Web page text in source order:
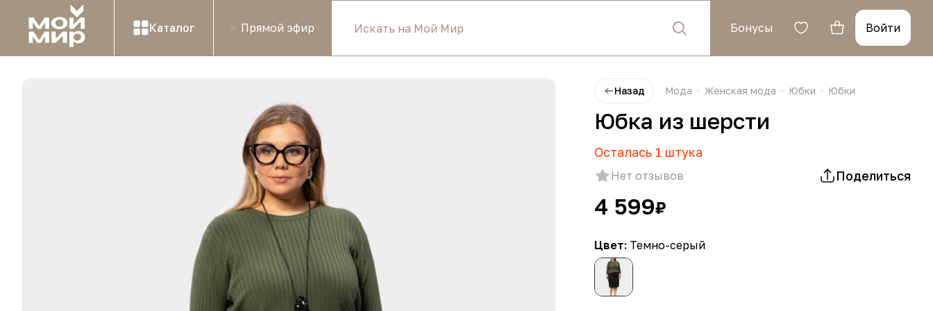
Каталог Прямой эфир Бонусы Войти
Назад Мода Женская мода Юбки Юбки
Юбка из шерсти
Осталась 1 штука
Нет отзывов Поделиться
4 599₽
Цвет: Темно-серый